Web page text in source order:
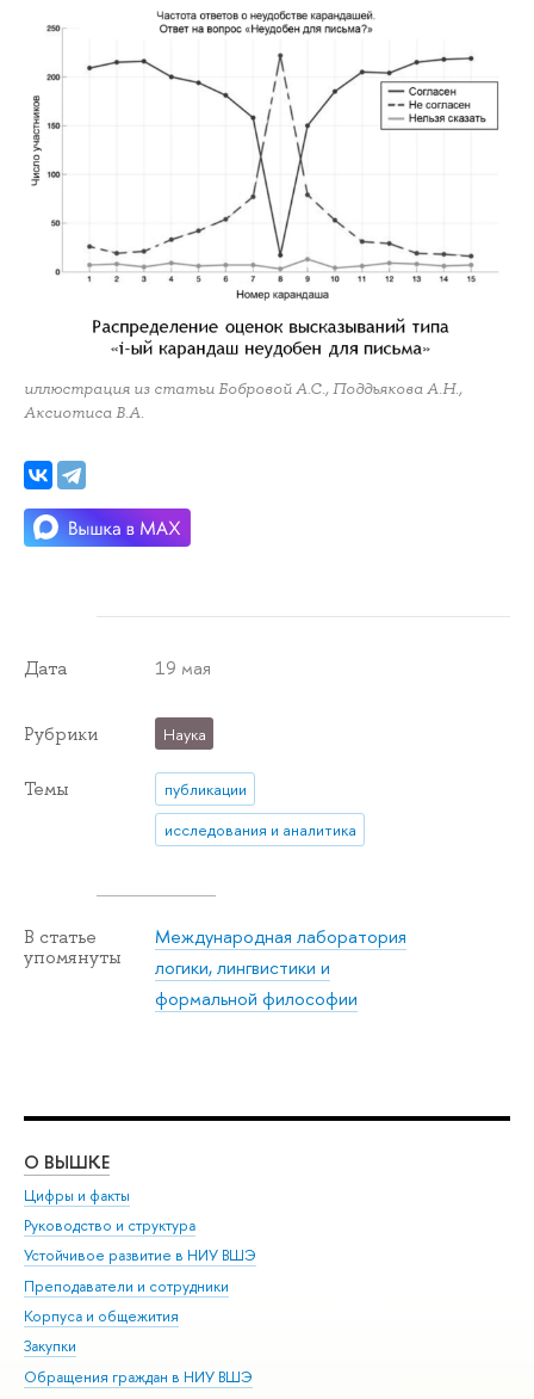
иллюстрация из статьи Бобровой А.С., Поддьякова А.Н.,
Аксиотиса В.А.
Дата 19 мая
Рубрики Наука
Темы
публикации
исследования и аналитика
В статье
упомянуты
Международная лаборатория
логики, лингвистики и
формальной философии
О ВЫШКЕ
Цифры и факты
Руководство и структура
Устойчивое развитие в НИУ ВШЭ
Преподаватели и сотрудники
Корпуса и общежития
Закупки
Обращения граждан в НИУ ВШЭ